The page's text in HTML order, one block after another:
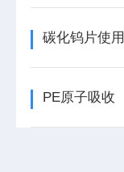
PE原子吸收